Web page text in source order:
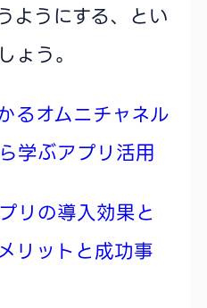
ようにする、とい
ょう。
るオムニチャネル
学ぶアプリ活用
リの導入効果と
リットと成功事